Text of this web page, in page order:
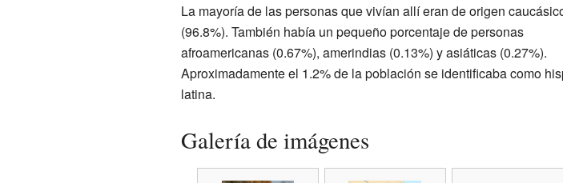
La mayoría de las personas que vivían allí eran de origen
(96.8%). También había un pequeño porcentaje de personas
afroamericanas (0.67%), amerindias (0.13%) y asiáticas (0.27%).
Aproximadamente el 1.2% de la población se identificaba como
latina.
Galería de imágenes